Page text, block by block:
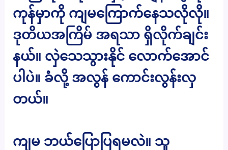
ကုန်မှာကို ကျမကြောက်နေသလိုလို။
ဒုတိယအကြိမ် အရသာ ရှိလိုက်ချင်း
နယ်။ လှဲသေသွားနိုင် လောက်အောင်
ပါပဲ။ ခံလို့ အလွန် ကောင်းလွန်းလှ
တယ်။
ကျမ ဘယ်ပြောပြရမလဲ။ သူ